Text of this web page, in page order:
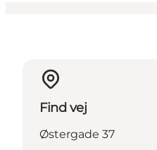
Find vej
Østergade 37